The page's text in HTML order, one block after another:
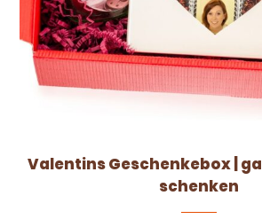
Valentins Geschenkebox |
schenken